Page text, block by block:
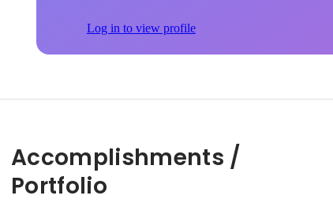
Log in to view profile
Accomplishments /
Portfolio